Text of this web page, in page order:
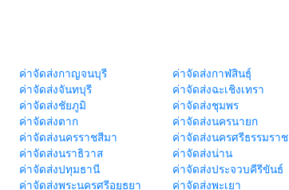
ค่าจัดส่งกาญจนบุรี
ค่าจัดส่งกาฬสินธุ์
ค่าจัดส่งจันทบุรี
ค่าจัดส่งฉะเชิงเทรา
ค่าจัดส่งชัยภูมิ
ค่าจัดส่งชุมพร
ค่าจัดส่งตาก
ค่าจัดส่งนครนายก
ค่าจัดส่งนครราชสีมา
ค่าจัดส่งนครศรีธรรมราช
ค่าจัดส่งนราธิวาส
ค่าจัดส่งน่าน
ค่าจัดส่งปทุมธานี
ค่าจัดส่งประจวบคีรีขันธ์
ค่าจัดส่งพระนครศรีอยุธยา
ค่าจัดส่งพะเยา